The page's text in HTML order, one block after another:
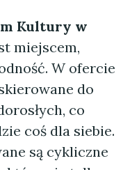
Kultury w
miejscem,
W ofercie
do
co
coś dla siebie.
są cykliczne